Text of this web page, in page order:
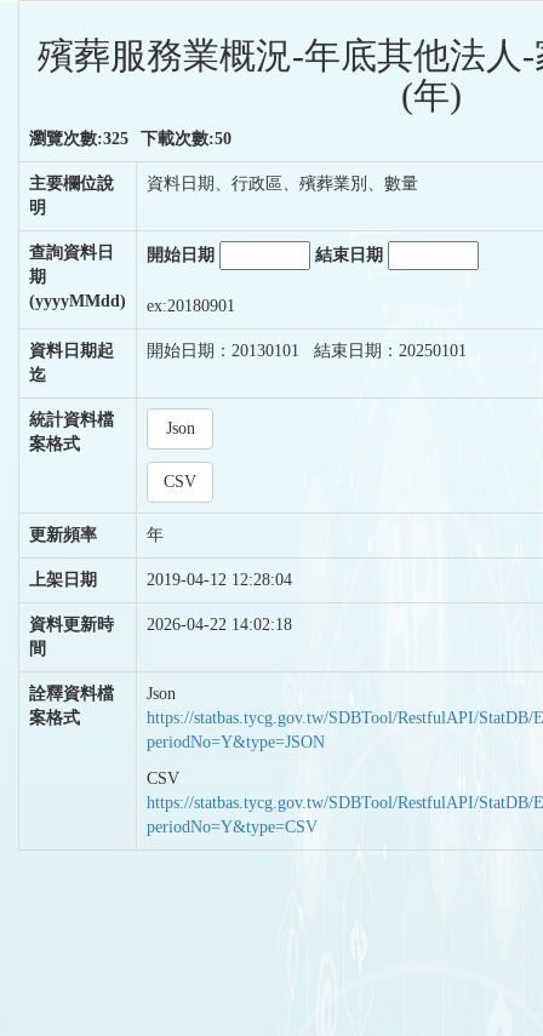
殯葬服務業概況-年底其他法人
(年)
瀏覽次數:325 下載次數:50
主要欄位說
明
資料日期、行政區、殯葬業別、數量
查詢資料日
期
(yyyyMMdd)
開始日期 結束日期
ex:20180901
資料日期起
迄
開始日期：20130101 結束日期：20250101
統計資料檔
案格式
Json
CSV
更新頻率 年
上架日期 2019-04-12 12:28:04
資料更新時
間
2026-04-22 14:02:18
詮釋資料檔
案格式
Json
https://statbas.tycg.gov.tw/SDBTool/RestfulAPI/StatDB/
periodNo=Y&type=JSON
CSV
https://statbas.tycg.gov.tw/SDBTool/RestfulAPI/StatDB/
periodNo=Y&type=CSV